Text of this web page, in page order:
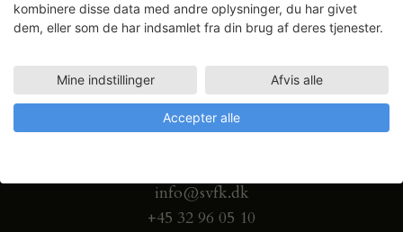
Gammel Dok Pakhus
info@svfk.dk
+45 32 96 05 10
kombinere disse data med andre oplysninger, du har givet
dem, eller som de har indsamlet fra din brug af deres tjenester.
Mine indstillinger Afvis alle
Accepter alle